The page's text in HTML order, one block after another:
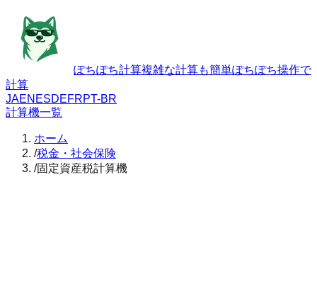
ぽちぽち計算複雑な計算も簡単ぽちぽち操作で
計算
JAEN ESDEFRPT-BR
計算機一覧
ホーム
/税金・社会保険
/固定資産税計算機